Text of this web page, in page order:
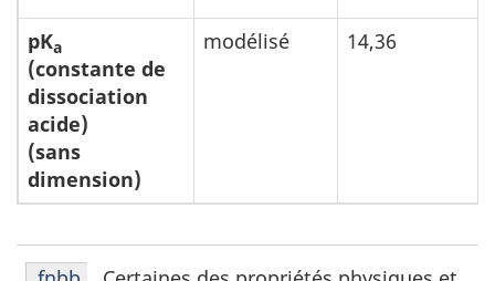
pKa
(constante de
dissociation
acide)
(sans
dimension)
modélisé 14,36
Notes